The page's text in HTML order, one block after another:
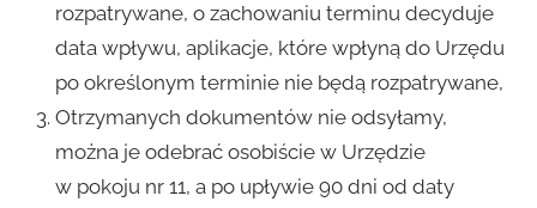
rozpatrywane, o zachowaniu terminu decyduje
data wpływu, aplikacje, które wpłyną do Urzędu
po określonym terminie nie będą rozpatrywane,
Otrzymanych dokumentów nie odsyłamy,
można je odebrać osobiście w Urzędzie
w pokoju nr 11, a po upływie 90 dni od daty